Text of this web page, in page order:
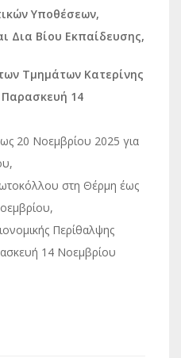
Υποθέσεων,
Δια Βίου Εκπαίδευσης,
Τμημάτων Κατερίνης
Παρασκευή 14
20 Νοεμβρίου 2025 για
στη Θέρμη έως
Περίθαλψης
14 Νοεμβρίου